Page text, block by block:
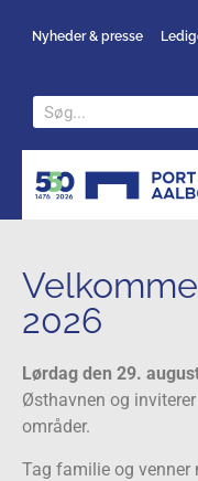
Nyheder & presse
2026
Lørdag den 29.
Østhavnen og
områder.
Tag familie og venner